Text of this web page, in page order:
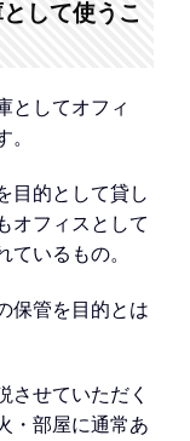
して使うこ
としてオフィ
目的として貸し
オフィスとして
いるもの。
保管を目的とは
させていただく
・部屋に通常あ